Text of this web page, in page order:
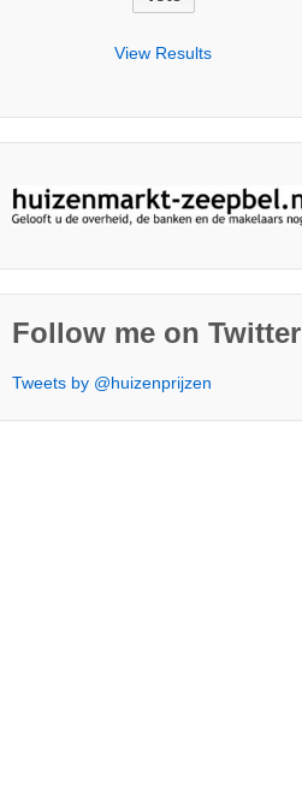
View Results
Follow me on Twitter
Tweets by @huizenprijzen